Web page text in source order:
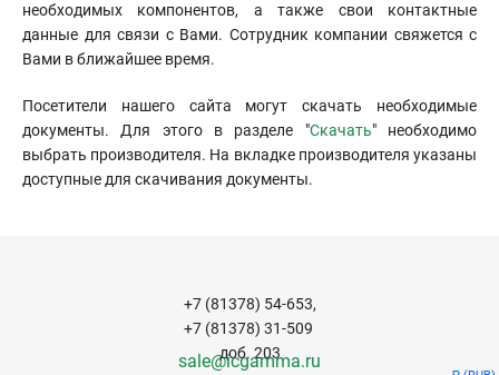
необходимых компонентов, а также свои контактные
данные для связи с Вами. Сотрудник компании свяжется с
Вами в ближайшее время.
Посетители нашего сайта могут скачать необходимые
документы. Для этого в разделе "Скачать" необходимо
выбрать производителя. На вкладке производителя указаны
доступные для скачивания документы.
+7 (81378) 54-653,
+7 (81378) 31-509
доб. 203
sale@icgamma.ru